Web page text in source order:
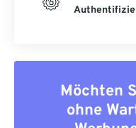
Möchten
ohne